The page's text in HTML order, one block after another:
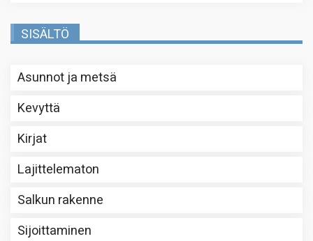
SISÄLTÖ
Asunnot ja metsä
Kevyttä
Kirjat
Lajittelematon
Salkun rakenne
Sijoittaminen